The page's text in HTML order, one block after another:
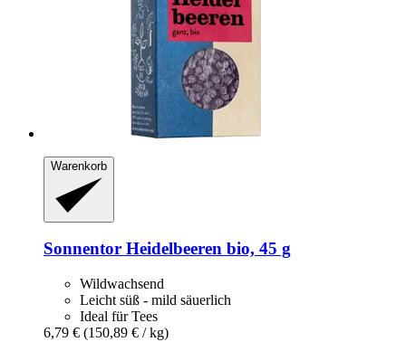
Warenkorb
Sonnentor Heidelbeeren bio, 45 g
Wildwachsend
Leicht süß - mild säuerlich
Ideal für Tees
6,79 € (150,89 € / kg)